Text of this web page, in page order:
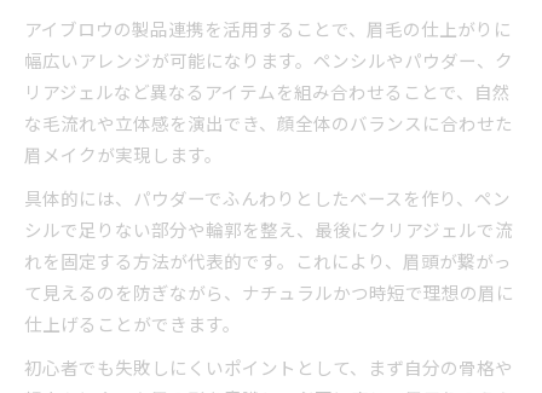
アイブロウの製品連携を活用することで、眉毛の仕上がりに
幅広いアレンジが可能になります。ペンシルやパウダー、ク
リアジェルなど異なるアイテムを組み合わせることで、自然
な毛流れや立体感を演出でき、顔全体のバランスに合わせた
眉メイクが実現します。
具体的には、パウダーでふんわりとしたベースを作り、ペン
シルで足りない部分や輪郭を整え、最後にクリアジェルで流
れを固定する方法が代表的です。これにより、眉頭が繋がっ
て見えるのを防ぎながら、ナチュラルかつ時短で理想の眉に
仕上げることができます。
初心者でも失敗しにくいポイントとして、まず自分の骨格や